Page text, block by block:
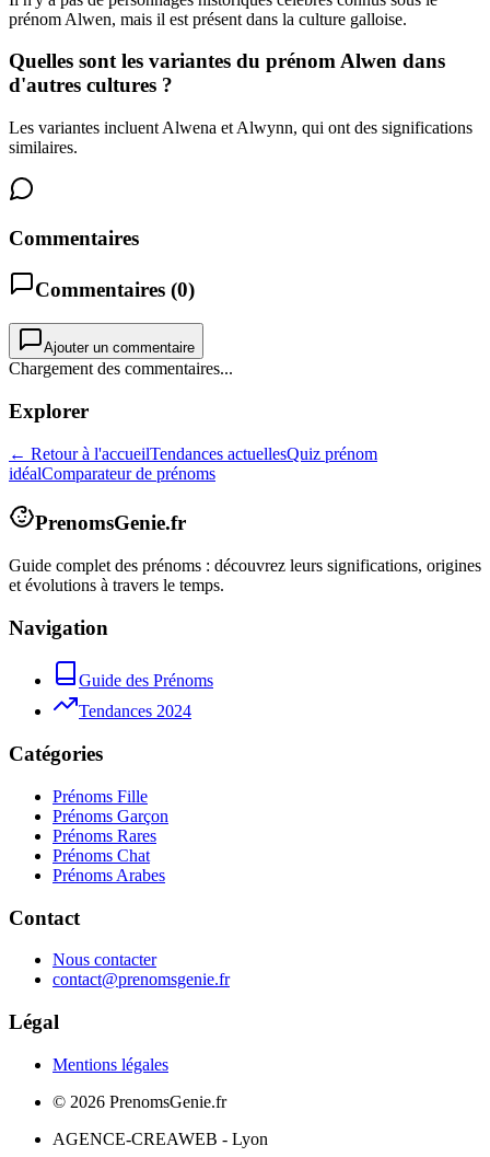
prénom Alwen, mais il est présent dans la culture galloise.
Quelles sont les variantes du prénom Alwen dans
d'autres cultures ?
Les variantes incluent Alwena et Alwynn, qui ont des significations
similaires.
Commentaires
Commentaires (0)
Ajouter un commentaire
Chargement des commentaires...
Explorer
← Retour à l'accueilTendances actuellesQuiz prénom
idéalComparateur de prénoms
PrenomsGenie.fr
Guide complet des prénoms : découvrez leurs significations, origines
et évolutions à travers le temps.
Navigation
Guide des Prénoms
Tendances 2024
Catégories
Prénoms Fille
Prénoms Garçon
Prénoms Rares
Prénoms Chat
Prénoms Arabes
Contact
Nous contacter
contact@prenomsgenie.fr
Légal
Mentions légales
© 2026 PrenomsGenie.fr
AGENCE-CREAWEB - Lyon